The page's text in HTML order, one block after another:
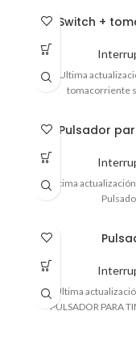
Switch +
Ultima
tomacorriente
Pulsador
Ultima
Ultima
PULSADOR PARA